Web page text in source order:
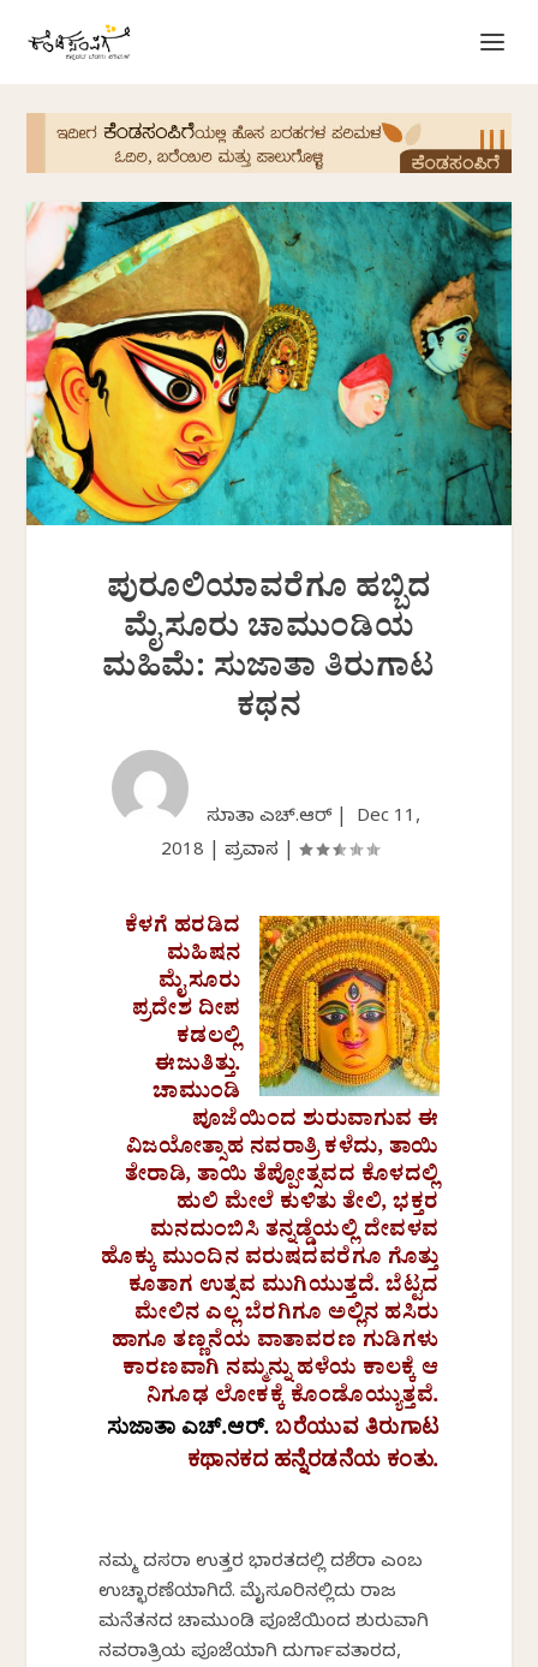
ಪುರೂಲಿಯಾವರೆಗೂ ಹಬ್ಬಿದ
ಮೈಸೂರು ಚಾಮುಂಡಿಯ
ಮಹಿಮೆ: ಸುಜಾತಾ ತಿರುಗಾಟ
ಕಥನ
ಸುಜಾತಾ ಎಚ್.ಆರ್ | Dec 11,
2018
ಪ್ರವಾಸ
ಕೆಳಗೆ ಹರಡಿದ
ಮಹಿಷನ
ಮೈಸೂರು
ಪ್ರದೇಶ ದೀಪ
ಕಡಲಲ್ಲಿ
ಈಜುತಿತ್ತು.
ಚಾಮುಂಡಿ
ಪೂಜೆಯಿಂದ ಶುರುವಾಗುವ ಈ
ವಿಜಯೋತ್ಸಾಹ ನವರಾತ್ರಿ ಕಳೆದು, ತಾಯಿ
ತೇರಾಡಿ, ತಾಯಿ ತೆಪ್ಪೋತ್ಸವದ ಕೊಳದಲ್ಲಿ
ಹುಲಿ ಮೇಲೆ ಕುಳಿತು ತೇಲಿ, ಭಕ್ತರ
ಮನದುಂಬಿಸಿ ತನ್ನಡ್ಡೆಯಲ್ಲಿ ದೇವಳವ
ಹೊಕ್ಕು ಮುಂದಿನ ವರುಷದವರೆಗೂ ಗೊತ್ತು
ಕೂತಾಗ ಉತ್ಸವ ಮುಗಿಯುತ್ತದೆ. ಬೆಟ್ಟದ
ಮೇಲಿನ ಎಲ್ಲ ಬೆರಗಿಗೂ ಅಲ್ಲಿನ ಹಸಿರು
ಹಾಗೂ ತಣ್ಣನೆಯ ವಾತಾವರಣ ಗುಡಿಗಳು
ಕಾರಣವಾಗಿ ನಮ್ಮನ್ನು ಹಳೆಯ ಕಾಲಕ್ಕೆ ಆ
ನಿಗೂಢ ಲೋಕಕ್ಕೆ ಕೊಂಡೊಯ್ಯುತ್ತವೆ.
ಸುಜಾತಾ ಎಚ್.ಆರ್. ಬರೆಯುವ ತಿರುಗಾಟ
ಕಥಾನಕದ ಹನ್ನೆರಡನೆಯ ಕಂತು.
ನಮ್ಮ ದಸರಾ ಉತ್ತರ ಭಾರತದಲ್ಲಿ ದಶೆರಾ ಎಂಬ
ಉಚ್ಛಾರಣೆಯಾಗಿದೆ. ಮೈಸೂರಿನಲ್ಲಿದು ರಾಜ
ಮನೆತನದ ಚಾಮುಂಡಿ ಪೂಜೆಯಿಂದ ಶುರುವಾಗಿ
ನವರಾತ್ರಿಯ ಪೂಜೆಯಾಗಿ ದುರ್ಗಾವತಾರದ,